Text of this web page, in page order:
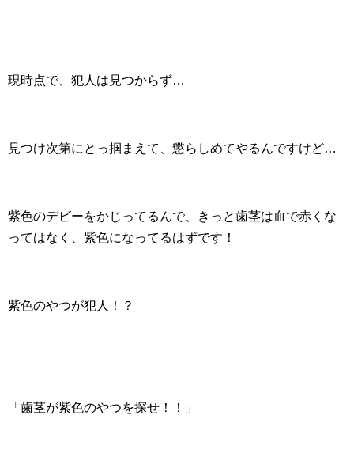
現時点で、犯人は見つからず…
見つけ次第にとっ掴まえて、懲らしめてやるんですけど…
紫色のデビーをかじってるんで、きっと歯茎は血で赤くな
ってはなく、紫色になってるはずです！
紫色のやつが犯人！？
「歯茎が紫色のやつを探せ！！」